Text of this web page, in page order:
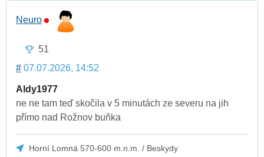
Neuro
51
# 07.07.2026, 14:52
Aldy1977
ne ne tam teď skočila v 5 minutách ze severu na jih
přímo nad Rožnov buňka
Horní Lomná 570-600 m.n.m. / Beskydy